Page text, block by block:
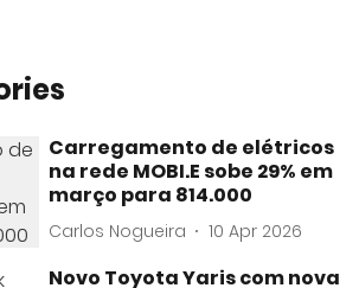
Carregamento de elétricos
na rede MOBI.E sobe 29% em
março para 814.000
Carlos Nogueira 10 Apr 2026
Novo Toyota Yaris com nova